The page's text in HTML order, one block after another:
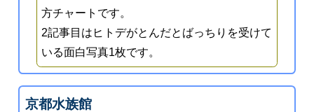
方チャートです。
2記事目はヒトデがとんだとばっちりを受けて
いる面白写真1枚です。
京都水族館